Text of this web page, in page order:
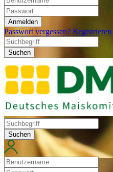
Anmelden
Passwort vergessen? Registrieren
Suchen
Suchen